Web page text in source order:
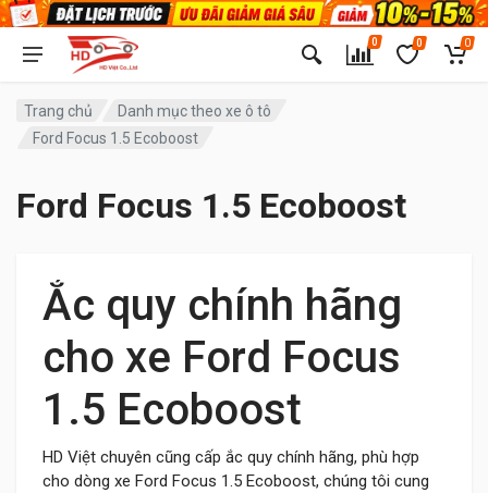
0 0 0
Trang chủ
Danh mục theo xe ô tô
Ford Focus 1.5 Ecoboost
Ford Focus 1.5 Ecoboost
Ắc quy chính hãng
cho xe Ford Focus
1.5 Ecoboost
HD Việt chuyên cũng cấp ắc quy chính hãng, phù hợp
cho dòng xe Ford Focus 1.5 Ecoboost, chúng tôi cung